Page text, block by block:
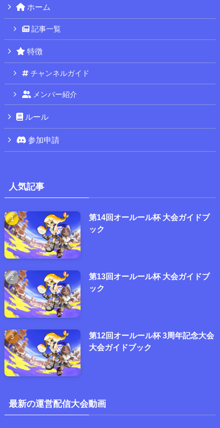
ホーム
記事一覧
特徴
チャンネルガイド
メンバー紹介
ルール
参加申請
人気記事
第14回オールール杯 大会ガイドブ
ック
第13回オールール杯 大会ガイドブ
ック
第12回オールール杯 3周年記念大会
大会ガイドブック
最新の運営配信大会動画